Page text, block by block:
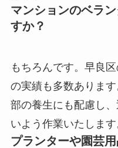
マンションのベラ
すか？
もちろんです。早良
の実績も多数ありま
部の養生にも配慮し
いよう作業いたします
プランターや園芸